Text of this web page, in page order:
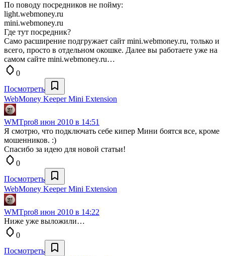
По поводу посредников не пойму:
light.webmoney.ru
mini.webmoney.ru
Где тут посредник?
Само расширение подгружает сайт mini.webmoney.ru, только и
всего, просто в отдельном окошке. Далее вы работаете уже на
самом сайте mini.webmoney.ru…
0
Посмотреть
WebMoney Keeper Mini Extension
WMTpro8 июн 2010 в 14:51
Я смотрю, что подключать себе кипер Мини боятся все, кроме
мошенников. :)
Спасибо за идею для новой статьи!
0
Посмотреть
WebMoney Keeper Mini Extension
WMTpro8 июн 2010 в 14:22
Ниже уже выложили…
0
Посмотреть